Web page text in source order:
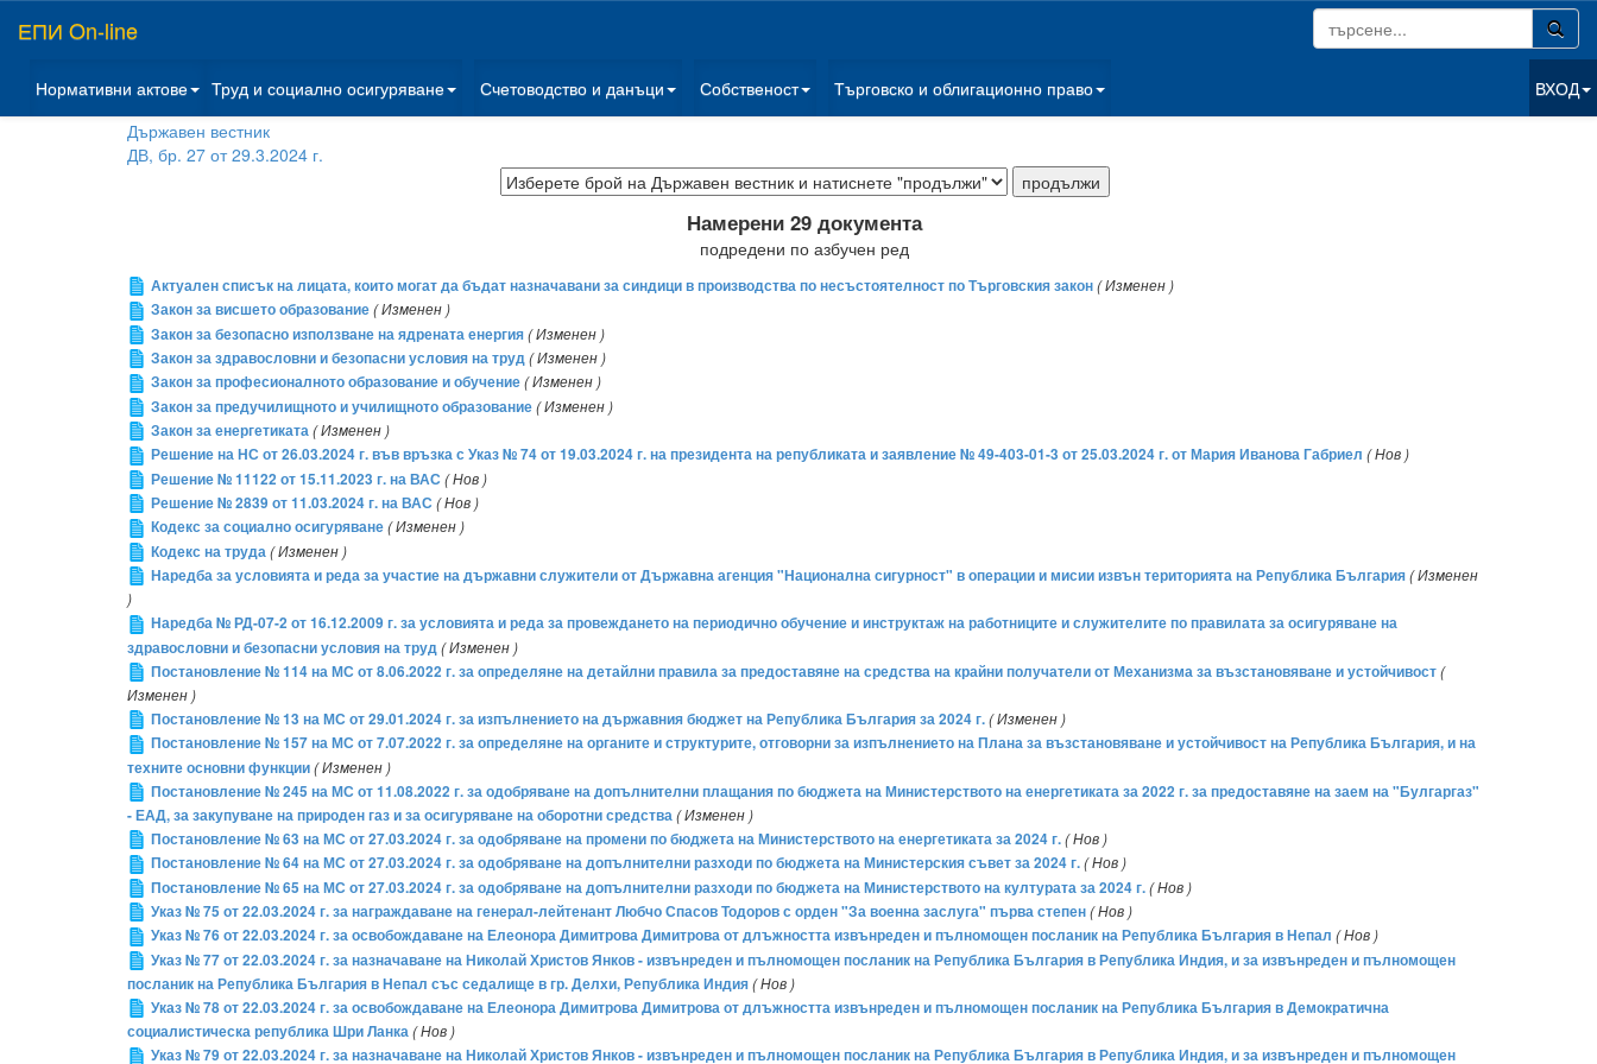
ЕПИ On-line
Нормативни актове Труд и социално осигуряване Счетоводство и данъци Собственост Търговско и облигационно право
ВХОД
Държавен вестник
ДВ, бр. 27 от 29.3.2024 г.
Намерени 29 документа
подредени по азбучен ред
Актуален списък на лицата, които могат да бъдат назначавани за синдици в производства по несъстоятелност по Търговския закон( Изменен )
Закон за висшето образование( Изменен )
Закон за безопасно използване на ядрената енергия( Изменен )
Закон за здравословни и безопасни условия на труд( Изменен )
Закон за професионалното образование и обучение( Изменен )
Закон за предучилищното и училищното образование( Изменен )
Закон за енергетиката( Изменен )
Решение на НС от 26.03.2024 г. във връзка с Указ № 74 от 19.03.2024 г. на президента на републиката и заявление № 49-403-01-3 от 25.03.2024 г. от Мария Иванова Габриел ( Нов )
Решение № 11122 от 15.11.2023 г. на ВАС ( Нов )
Решение № 2839 от 11.03.2024 г. на ВАС ( Нов )
Кодекс за социално осигуряване( Изменен )
Кодекс на труда( Изменен )
Наредба за условията и реда за участие на държавни служители от Държавна агенция "Национална сигурност" в операции и мисии извън територията на Република България( Изменен
)
Наредба № РД-07-2 от 16.12.2009 г. за условията и реда за провеждането на периодично обучение и инструктаж на работниците и служителите по правилата за осигуряване на
здравословни и безопасни условия на труд( Изменен )
Постановление № 114 на МС от 8.06.2022 г. за определяне на детайлни правила за предоставяне на средства на крайни получатели от Механизма за възстановяване и устойчивост(
Изменен )
Постановление № 13 на МС от 29.01.2024 г. за изпълнението на държавния бюджет на Република България за 2024 г.( Изменен )
Постановление № 157 на МС от 7.07.2022 г. за определяне на органите и структурите, отговорни за изпълнението на Плана за възстановяване и устойчивост на Република България, и на
техните основни функции( Изменен )
Постановление № 245 на МС от 11.08.2022 г. за одобряване на допълнителни плащания по бюджета на Министерството на енергетиката за 2022 г. за предоставяне на заем на "Булгаргаз"
- ЕАД, за закупуване на природен газ и за осигуряване на оборотни средства( Изменен )
Постановление № 63 на МС от 27.03.2024 г. за одобряване на промени по бюджета на Министерството на енергетиката за 2024 г.( Нов )
Постановление № 64 на МС от 27.03.2024 г. за одобряване на допълнителни разходи по бюджета на Министерския съвет за 2024 г.( Нов )
Постановление № 65 на МС от 27.03.2024 г. за одобряване на допълнителни разходи по бюджета на Министерството на културата за 2024 г.( Нов )
Указ № 75 от 22.03.2024 г. за награждаване на генерал-лейтенант Любчо Спасов Тодоров с орден "За военна заслуга" първа степен( Нов )
Указ № 76 от 22.03.2024 г. за освобождаване на Елеонора Димитрова Димитрова от длъжността извънреден и пълномощен посланик на Република България в Непал ( Нов )
Указ № 77 от 22.03.2024 г. за назначаване на Николай Христов Янков - извънреден и пълномощен посланик на Република България в Република Индия, и за извънреден и пълномощен
посланик на Република България в Непал със седалище в гр. Делхи, Република Индия( Нов )
Указ № 78 от 22.03.2024 г. за освобождаване на Елеонора Димитрова Димитрова от длъжността извънреден и пълномощен посланик на Република България в Демократична
социалистическа република Шри Ланка( Нов )
Указ № 79 от 22.03.2024 г. за назначаване на Николай Христов Янков - извънреден и пълномощен посланик на Република България в Република Индия, и за извънреден и пълномощен